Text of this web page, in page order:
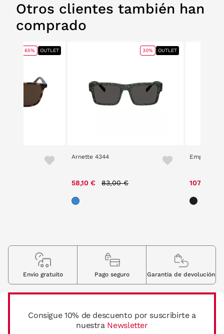
Otros clientes también han
comprado
65% OUTLET
Arnette 4344
58,10 € 83,00 €
30% OUTLET
Emporio
107,02 €
Consigue 10% de descuento por suscribirte a
nuestra Newsletter
Envio gratuito Pago seguro Garantia de devolución